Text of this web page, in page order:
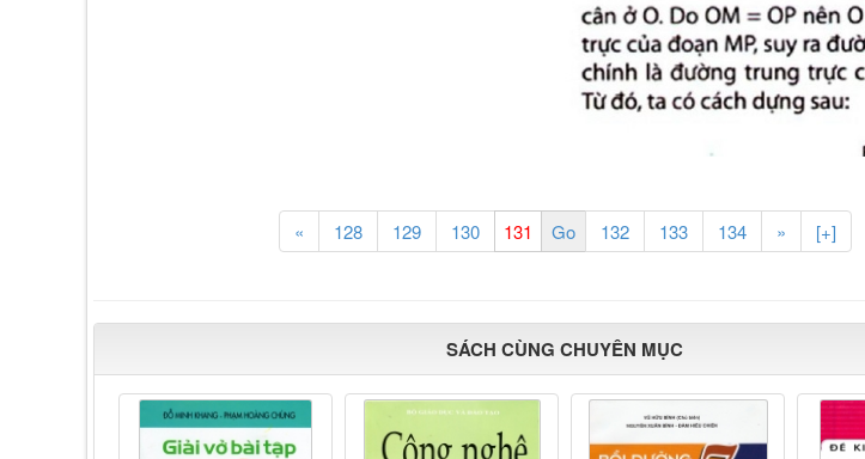
« 128 129 130 132 133 134 » [+]
SÁCH CÙNG CHUYÊN MỤC